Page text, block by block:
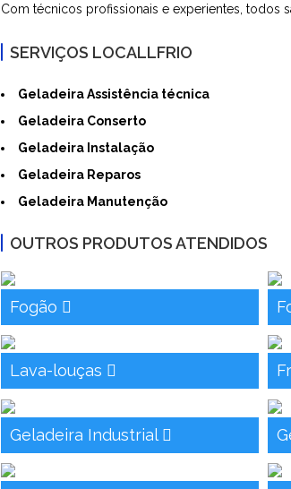
Com técnicos profissionais e experientes, todos
SERVIÇOS LOCALLFRIO
Geladeira Assistência técnica
Geladeira Conserto
Geladeira Instalação
Geladeira Reparos
Geladeira Manutenção
OUTROS PRODUTOS ATENDIDOS
Fogão
Lava-louças
Geladeira Industrial